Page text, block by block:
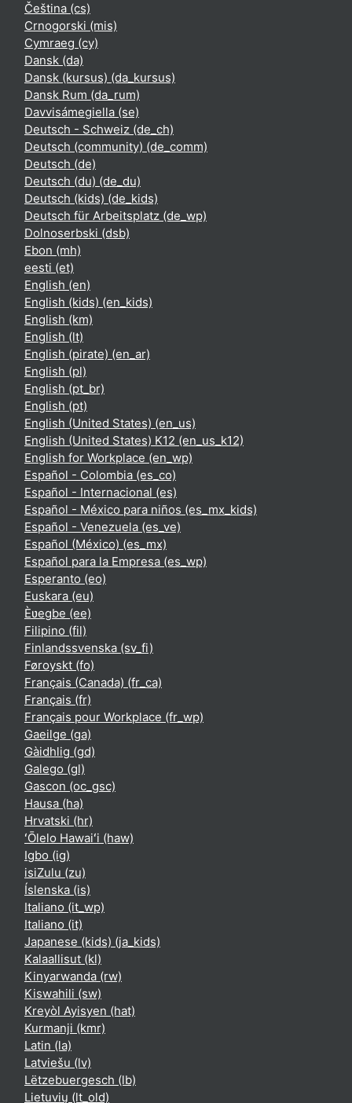
Čeština ‎(cs)‎
Crnogorski ‎(mis)‎
Cymraeg ‎(cy)‎
Dansk ‎(da)‎
Dansk (kursus) ‎(da_kursus)‎
Dansk Rum ‎(da_rum)‎
Davvisámegiella ‎(se)‎
Deutsch - Schweiz ‎(de_ch)‎
Deutsch (community) ‎(de_comm)‎
Deutsch ‎(de)‎
Deutsch (du) ‎(de_du)‎
Deutsch (kids) ‎(de_kids)‎
Deutsch für Arbeitsplatz ‎(de_wp)‎
Dolnoserbski ‎(dsb)‎
Ebon ‎(mh)‎
eesti ‎(et)‎
English ‎(en)‎
English (kids) ‎(en_kids)‎
English ‎(km)‎
English ‎(lt)‎
English (pirate) ‎(en_ar)‎
English ‎(pl)‎
English ‎(pt_br)‎
English ‎(pt)‎
English (United States) ‎(en_us)‎
English (United States) K12 ‎(en_us_k12)‎
English for Workplace ‎(en_wp)‎
Español - Colombia ‎(es_co)‎
Español - Internacional ‎(es)‎
Español - México para niños ‎(es_mx_kids)‎
Español - Venezuela ‎(es_ve)‎
Español (México) ‎(es_mx)‎
Español para la Empresa ‎(es_wp)‎
Esperanto ‎(eo)‎
Euskara ‎(eu)‎
Èʋegbe ‎(ee)‎
Filipino ‎(fil)‎
Finlandssvenska ‎(sv_fi)‎
Føroyskt ‎(fo)‎
Français (Canada) ‎(fr_ca)‎
Français ‎(fr)‎
Français pour Workplace ‎(fr_wp)‎
Gaeilge ‎(ga)‎
Gàidhlig ‎(gd)‎
Galego ‎(gl)‎
Gascon ‎(oc_gsc)‎
Hausa ‎(ha)‎
Hrvatski ‎(hr)‎
ʻŌlelo Hawaiʻi ‎(haw)‎
Igbo ‎(ig)‎
isiZulu ‎(zu)‎
Íslenska ‎(is)‎
Italiano ‎(it_wp)‎
Italiano ‎(it)‎
Japanese (kids) ‎(ja_kids)‎
Kalaallisut ‎(kl)‎
Kinyarwanda ‎(rw)‎
Kiswahili ‎(sw)‎
Kreyòl Ayisyen ‎(hat)‎
Kurmanji ‎(kmr)‎
Latin ‎(la)‎
Latviešu ‎(lv)‎
Lëtzebuergesch ‎(lb)‎
Lietuvių ‎(lt_old)‎